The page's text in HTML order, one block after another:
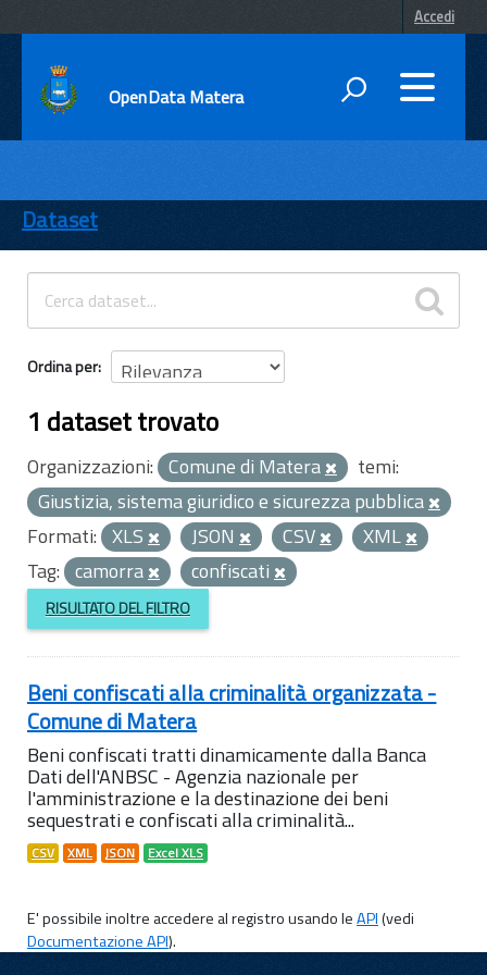
Accedi
OpenData Matera
ENTI
TEMI
INFORMAZIONI
Dataset
Ordina per
1 dataset trovato
Organizzazioni: Comune di Matera
temi:
Giustizia, sistema giuridico e sicurezza pubblica
Formati: XLS JSON CSV
XML
Tag: camorra confiscati
RISULTATO DEL FILTRO
Beni confiscati alla criminalità organizzata -
Comune di Matera
Beni confiscati tratti dinamicamente dalla Banca
Dati dell'ANBSC - Agenzia nazionale per
l'amministrazione e la destinazione dei beni
sequestrati e confiscati alla criminalità...
CSV XML JSON Excel XLS
E' possibile inoltre accedere al registro usando leAPI(vedi
Documentazione API).